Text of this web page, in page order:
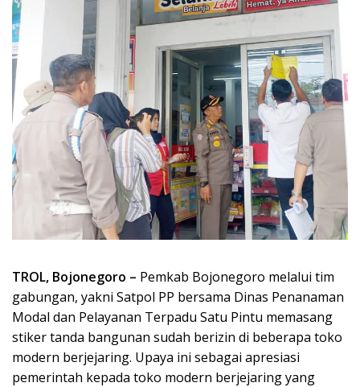
TROL, Bojonegoro – Pemkab Bojonegoro melalui tim
gabungan, yakni Satpol PP bersama Dinas Penanaman
Modal dan Pelayanan Terpadu Satu Pintu memasang
stiker tanda bangunan sudah berizin di beberapa toko
modern berjejaring. Upaya ini sebagai apresiasi
pemerintah kepada toko modern berjejaring yang